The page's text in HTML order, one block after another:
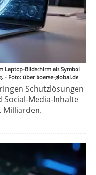
Laptop-Bildschirm als Symbol
- Foto: über boerse-global.de
Schutzlösungen
Social-Media-Inhalte
Milliarden.